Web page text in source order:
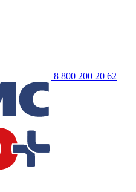
8 800 200 20 62